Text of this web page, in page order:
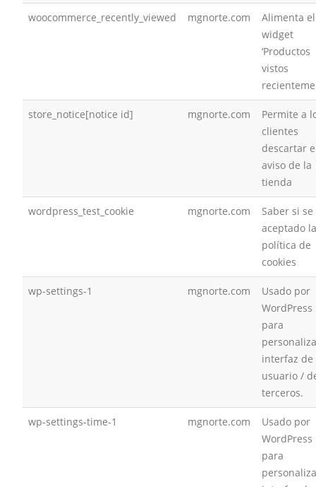
woocommerce_recently_viewed mgnorte.com
Alimenta el
widget
‘Productos
vistos
store_notice[notice id] mgnorte.com
Permite a
clientes
descartar
aviso de la
tienda
wordpress_test_cookie mgnorte.com
Saber si
aceptado la
política de
cookies
wp-settings-1 mgnorte.com
Usado por
WordPress
para
interfaz de
usuario /
terceros.
wp-settings-time-1 mgnorte.com
Usado por
WordPress
para